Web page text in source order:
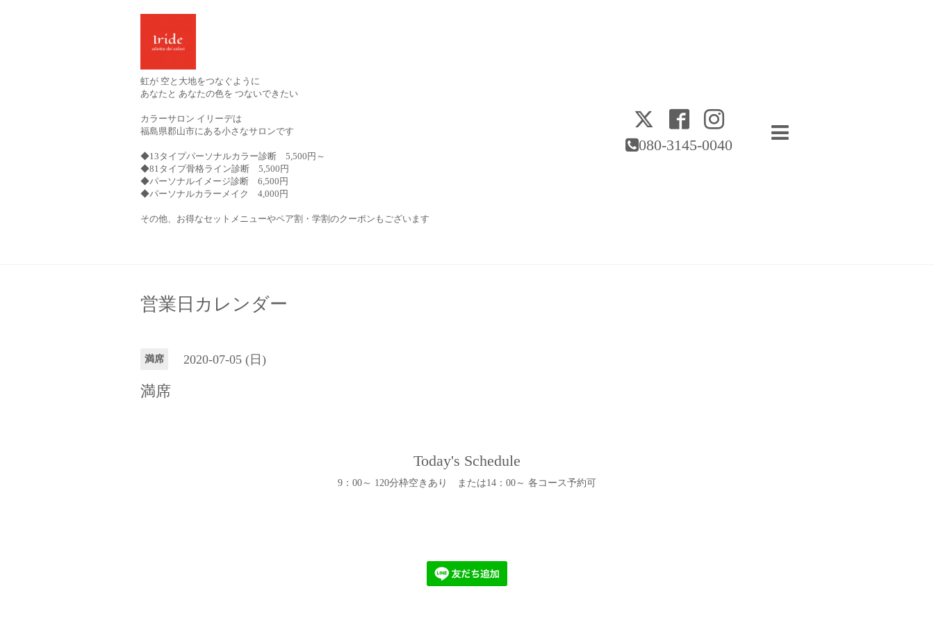
080-3145-0040
虹が 空と大地をつなぐように
あなたと あなたの色を つないできたい
カラーサロン イリーデは
福島県郡山市にある小さなサロンです
◆13タイプパーソナルカラー診断 5,500円～
◆81タイプ骨格ライン診断 5,500円
◆パーソナルイメージ診断 6,500円
◆パーソナルカラーメイク 4,000円
その他、お得なセットメニューやペア割・学割のクーポンもございます
営業日カレンダー
満席 2020-07-05 (日)
満席
Today's Schedule
9：00～ 120分枠空きあり または14：00～ 各コース予約可